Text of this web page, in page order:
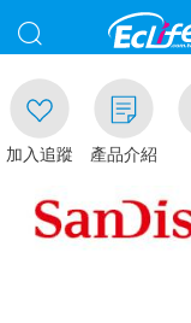
加入追蹤 產品介紹